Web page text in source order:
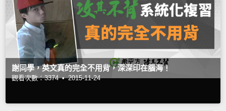
謝同學，英文真的完全不用背，深深印在腦海！
觀看次數：3374 • 2015-11-24